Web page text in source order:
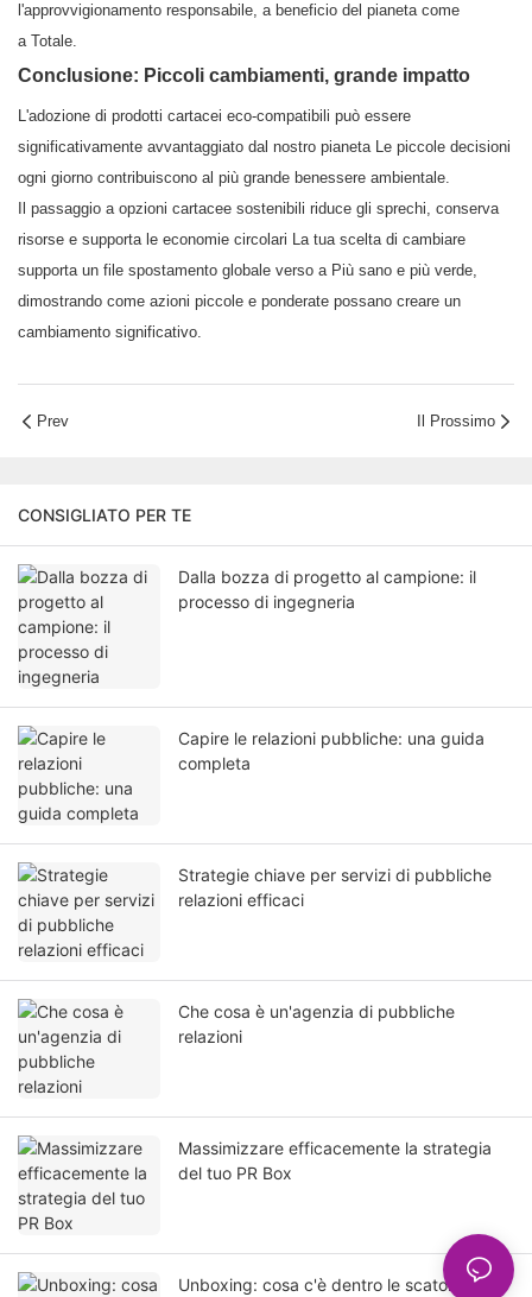
l'approvvigionamento responsabile, a beneficio del pianeta come
a Totale.
Conclusione: Piccoli cambiamenti, grande impatto
L'adozione di prodotti cartacei eco-compatibili può essere
significativamente avvantaggiato dal nostro pianeta Le piccole decisioni
ogni giorno contribuiscono al più grande benessere ambientale.
Il passaggio a opzioni cartacee sostenibili riduce gli sprechi, conserva
risorse e supporta le economie circolari La tua scelta di cambiare
supporta un file spostamento globale verso a Più sano e più verde,
dimostrando come azioni piccole e ponderate possano creare un
cambiamento significativo.
Prev Il Prossimo
CONSIGLIATO PER TE
Dalla bozza di progetto al campione: il
processo di ingegneria
Capire le relazioni pubbliche: una guida
completa
Strategie chiave per servizi di pubbliche
relazioni efficaci
Che cosa è un'agenzia di pubbliche
relazioni
Massimizzare efficacemente la strategia
del tuo PR Box
Unboxing: cosa c'è dentro le scatole PR